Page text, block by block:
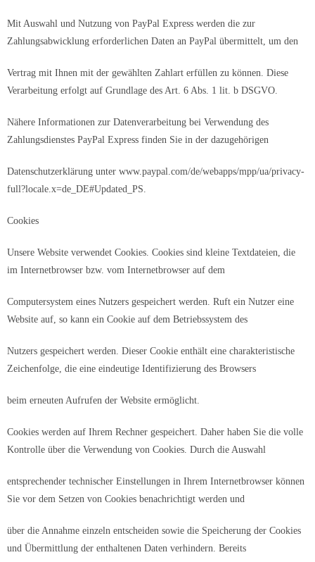
Mit Auswahl und Nutzung von PayPal Express werden die zur
Zahlungsabwicklung erforderlichen Daten an PayPal übermittelt, um den
Vertrag mit Ihnen mit der gewählten Zahlart erfüllen zu können. Diese
Verarbeitung erfolgt auf Grundlage des Art. 6 Abs. 1 lit. b DSGVO.
Nähere Informationen zur Datenverarbeitung bei Verwendung des
Zahlungsdienstes PayPal Express finden Sie in der dazugehörigen
Datenschutzerklärung unter www.paypal.com/de/webapps/mpp/ua/privacy-
full?locale.x=de_DE#Updated_PS.
Cookies
Unsere Website verwendet Cookies. Cookies sind kleine Textdateien, die
im Internetbrowser bzw. vom Internetbrowser auf dem
Computersystem eines Nutzers gespeichert werden. Ruft ein Nutzer eine
Website auf, so kann ein Cookie auf dem Betriebssystem des
Nutzers gespeichert werden. Dieser Cookie enthält eine charakteristische
Zeichenfolge, die eine eindeutige Identifizierung des Browsers
beim erneuten Aufrufen der Website ermöglicht.
Cookies werden auf Ihrem Rechner gespeichert. Daher haben Sie die volle
Kontrolle über die Verwendung von Cookies. Durch die Auswahl
entsprechender technischer Einstellungen in Ihrem Internetbrowser können
Sie vor dem Setzen von Cookies benachrichtigt werden und
über die Annahme einzeln entscheiden sowie die Speicherung der Cookies
und Übermittlung der enthaltenen Daten verhindern. Bereits